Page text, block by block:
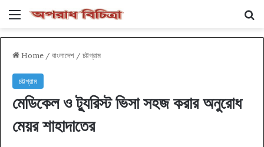
Menu
Home / বাংলাদেশ / চট্টগ্রাম
চট্টগ্রাম
মেডিকেল ও ট্যুরিস্ট ভিসা সহজ করার অনুরোধ
মেয়র শাহাদাতের